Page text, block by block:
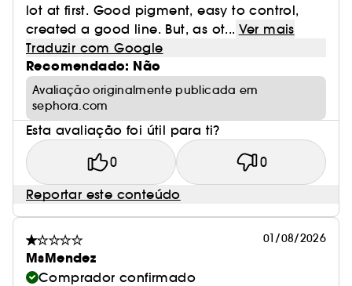
lot at first. Good pigment, easy to control,
created a good line. But, as ot... Ver mais
Traduzir com Google
Recomendado: Não
Avaliação originalmente publicada em
sephora.com
Esta avaliação foi útil para ti?
0 0
Reportar este conteúdo
01/08/2026
MsMendez
Comprador confirmado